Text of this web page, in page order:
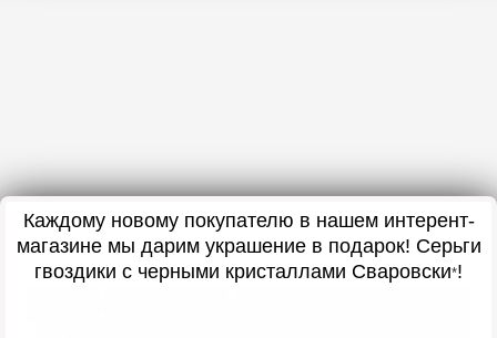
Каждому новому покупателю в нашем интерент-
магазине мы дарим украшение в подарок! Серьги
гвоздики с черными кристаллами Сваровски*!